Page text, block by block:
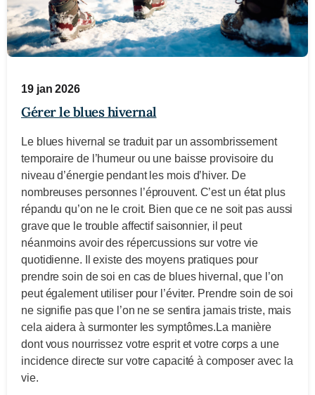
19 jan 2026
Gérer le blues hivernal
Le blues hivernal se traduit par un assombrissement
temporaire de l’humeur ou une baisse provisoire du
niveau d’énergie pendant les mois d’hiver. De
nombreuses personnes l’éprouvent. C’est un état plus
répandu qu’on ne le croit. Bien que ce ne soit pas aussi
grave que le trouble affectif saisonnier, il peut
néanmoins avoir des répercussions sur votre vie
quotidienne. Il existe des moyens pratiques pour
prendre soin de soi en cas de blues hivernal, que l’on
peut également utiliser pour l’éviter. Prendre soin de soi
ne signifie pas que l’on ne se sentira jamais triste, mais
cela aidera à surmonter les symptômes.La manière
dont vous nourrissez votre esprit et votre corps a une
incidence directe sur votre capacité à composer avec la
vie.